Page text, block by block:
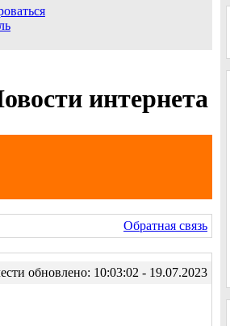
интернета
Обратная связь
обновлено: 10:03:02 - 19.07.2023